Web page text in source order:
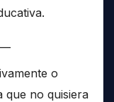
o
que no quisiera